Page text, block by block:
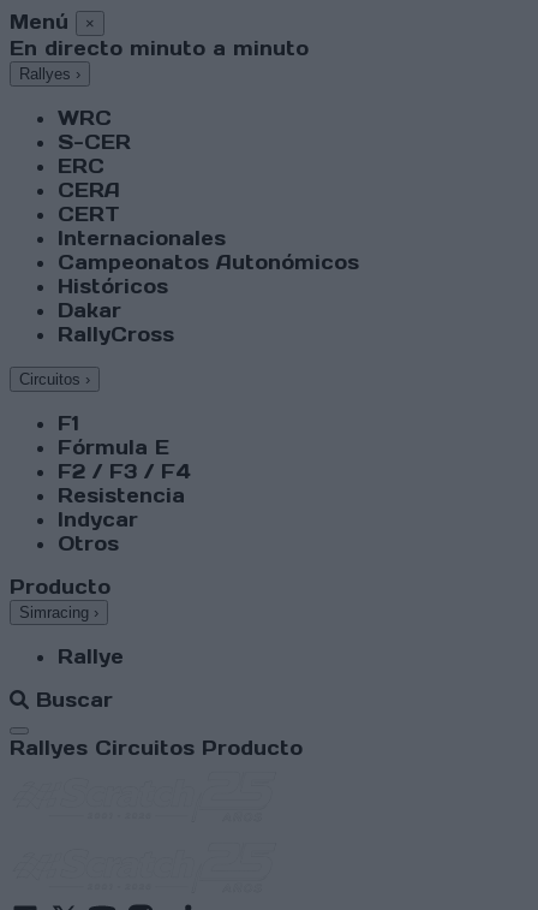
Menú ×
En directo minuto a minuto
Rallyes ›
WRC
S-CER
ERC
CERA
CERT
Internacionales
Campeonatos Autonómicos
Históricos
Dakar
RallyCross
Circuitos ›
F1
Fórmula E
F2 / F3 / F4
Resistencia
Indycar
Otros
Producto
Simracing ›
Rallye
Buscar
Abrir menú
Rallyes Circuitos Producto